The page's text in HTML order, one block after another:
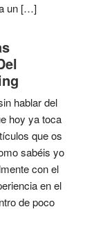
un […]
hablar del
hoy ya toca
que os
sabéis yo
con el
en el
de poco